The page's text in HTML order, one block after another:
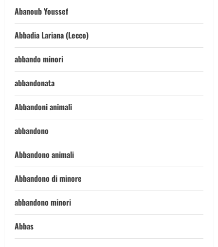
Abanoub Youssef
Abbadia Lariana (Lecco)
abbando minori
abbandonata
Abbandoni animali
abbandono
Abbandono animali
Abbandono di minore
abbandono minori
Abbas